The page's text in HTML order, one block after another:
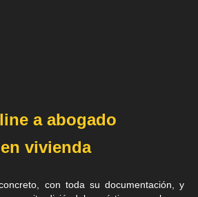
a abogado
vivienda
con toda su documentación, y